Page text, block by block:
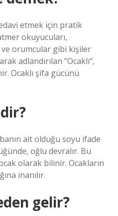
etmek için pratik
okuyucuları,
orumcular gibi kişiler
adlandırılan “Ocaklı”,
Ocaklı şifa gücünü
ait olduğu soyu ifade
oğlu devralır. Bu
olarak bilinir. Ocakların
inanılır.
gelir?